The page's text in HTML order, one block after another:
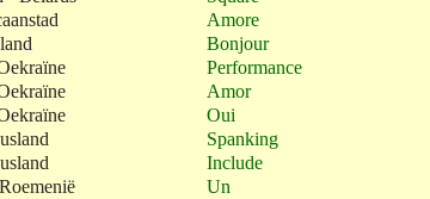
Amore
Bonjour
Performance
Amor
Oui
Spanking
Include
Un